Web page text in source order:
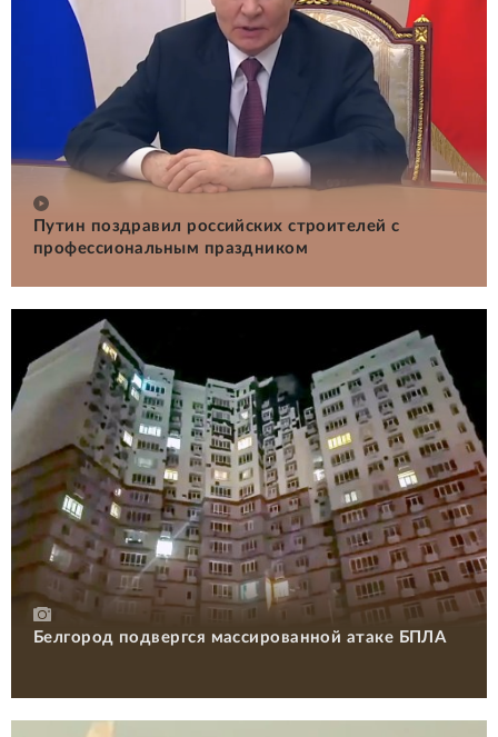
Путин поздравил российских строителей с
профессиональным праздником
Белгород подвергся массированной атаке БПЛА